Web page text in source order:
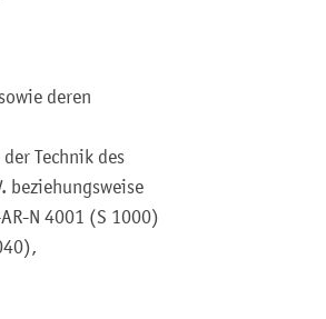
deren
Technik des
beziehungsweise
N 4001 (S 1000)